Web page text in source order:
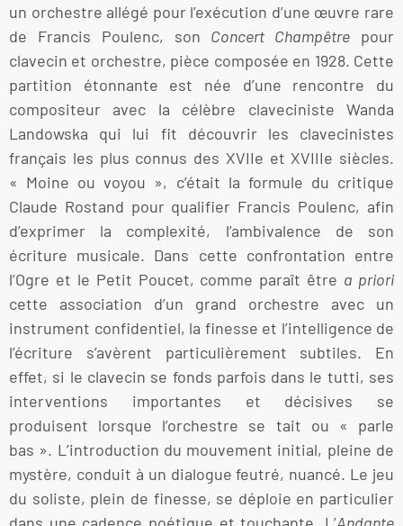
un orchestre allégé pour l’exécution d’une œuvre rare
de Francis Poulenc, son Concert Champêtre pour
clavecin et orchestre, pièce composée en 1928. Cette
partition étonnante est née d’une rencontre du
compositeur avec la célèbre claveciniste Wanda
Landowska qui lui fit découvrir les clavecinistes
français les plus connus des XVIIe et XVIIIe siècles.
« Moine ou voyou », c’était la formule du critique
Claude Rostand pour qualifier Francis Poulenc, afin
d’exprimer la complexité, l’ambivalence de son
écriture musicale. Dans cette confrontation entre
l’Ogre et le Petit Poucet, comme paraît être a priori
cette association d’un grand orchestre avec un
instrument confidentiel, la finesse et l’intelligence de
l’écriture s’avèrent particulièrement subtiles. En
effet, si le clavecin se fonds parfois dans le tutti, ses
interventions importantes et décisives se
produisent lorsque l’orchestre se tait ou « parle
bas ». L’introduction du mouvement initial, pleine de
mystère, conduit à un dialogue feutré, nuancé. Le jeu
du soliste, plein de finesse, se déploie en particulier